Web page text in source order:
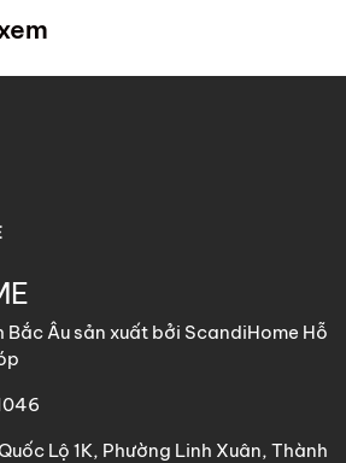
hỗ trợ lắp đặt.
chuyển
phí vận chuyển khách hàng chịu
các phương thức: Gửi nhà xe,
Tín,…
tin cho ScandiHome để được hỗ
Âu sản xuất bởi ScandiHome Hỗ
Lộ 1K, Phường Linh Xuân, Thành